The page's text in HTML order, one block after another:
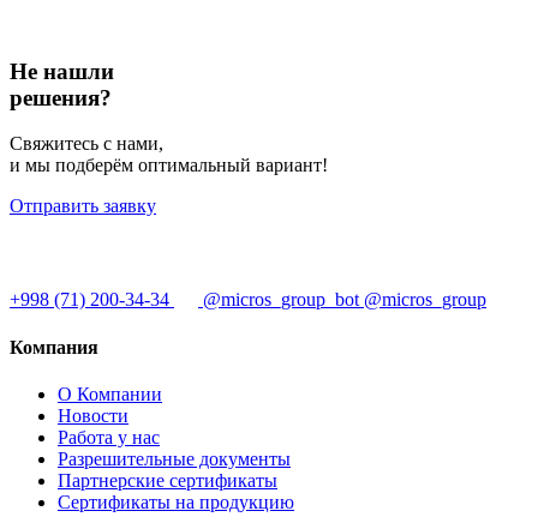
Не нашли
решения?
Свяжитесь с нами,
и мы подберём оптимальный вариант!
Отправить заявку
+998 (71) 200-34-34 @micros_group_bot @micros_group
Компания
О Компании
Новости
Работа у нас
Разрешительные документы
Партнерские сертификаты
Сертификаты на продукцию